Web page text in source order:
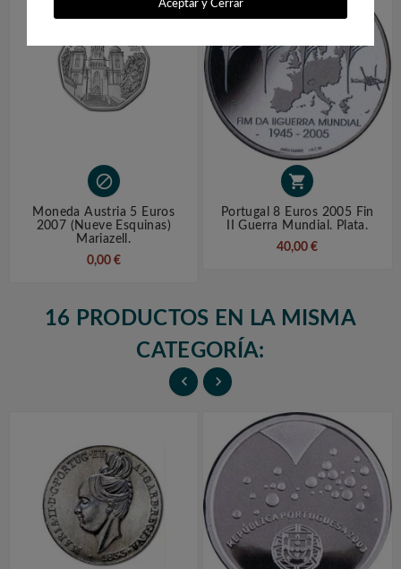
Aceptar y Cerrar

Moneda Austria 5 Euros
2007 (nueve Esquinas)
Mariazell.
0,00 €

Portugal 8 Euros 2005 Fin
II Guerra Mundial. Plata.
40,00 €
16 PRODUCTOS EN LA MISMA
CATEGORÍA:
 